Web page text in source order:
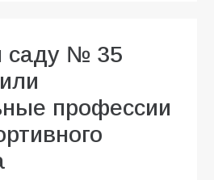
саду № 35
профессии